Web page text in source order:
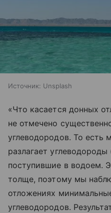
Источник: Unsplash
«Что касается донных
не отмечено
углеводородов. То есть
разлагает
поступившие в водоем.
толще, поэтому мы
отложениях
углеводородов.